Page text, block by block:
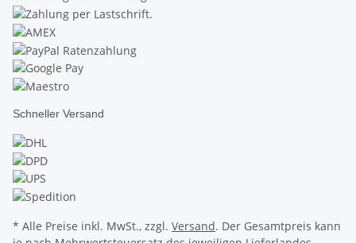
Schneller Versand
* Alle Preise inkl. MwSt., zzgl. Versand. Der Gesamtpreis kann